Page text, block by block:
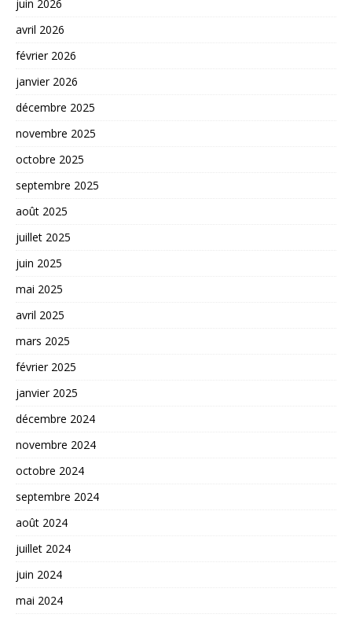
juin 2026
avril 2026
février 2026
janvier 2026
décembre 2025
novembre 2025
octobre 2025
septembre 2025
août 2025
juillet 2025
juin 2025
mai 2025
avril 2025
mars 2025
février 2025
janvier 2025
décembre 2024
novembre 2024
octobre 2024
septembre 2024
août 2024
juillet 2024
juin 2024
mai 2024